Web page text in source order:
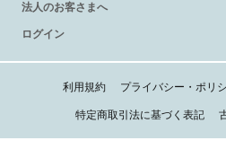
法人のお客さまへ
ログイン
利用規約 プライバシー・ポリ
特定商取引法に基づく表記